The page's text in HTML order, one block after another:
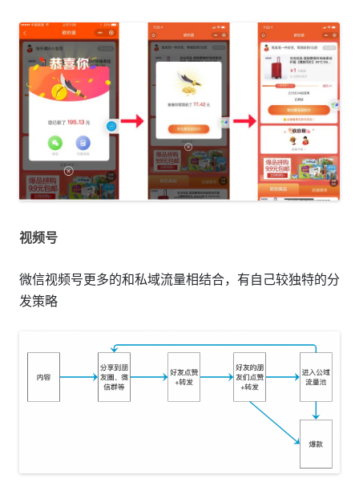
视频号
微信视频号更多的和私域流量相结合，有自己较独特的分
发策略